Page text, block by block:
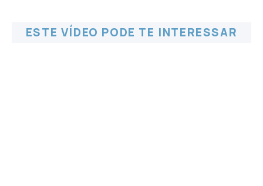
ESTE VÍDEO PODE TE INTERESSAR